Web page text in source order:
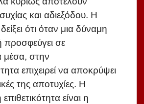
και αδιεξόδου. Η
δείξει ότι όταν μια δύναμη
σε
μέσα, στην
επιχειρεί να αποκρύψει
της αποτυχίες. Η
είναι η